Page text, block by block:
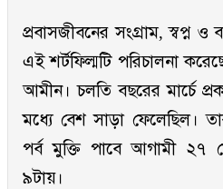
প্রবাসজীবনের সংগ্রাম, স্বপ্ন ও
এই শর্টফিল্মটি পরিচালনা
আমীন। চলতি বছরের মার্চে
মধ্যে বেশ সাড়া ফেলেছিল।
পর্ব মুক্তি পাবে আগামী ২৭
৯টায়।